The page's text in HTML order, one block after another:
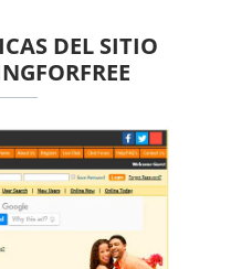
DEL SITIO